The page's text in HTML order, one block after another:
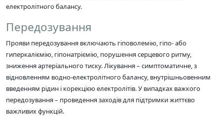
електролітного балансу.
Передозування
Прояви передозування включають гіповолемію, гіпо- або
гиперкаліємію, гіпонатріємію, порушення серцевого ритму,
зниження артеріального тиску. Лікування – симптоматичне, з
відновленням водно-електролітного балансу, внутрішньовенним
введенням рідин і корекцією електролітів. У випадках важкого
передозування – проведення заходів для підтримки життєво
важливих функцій.